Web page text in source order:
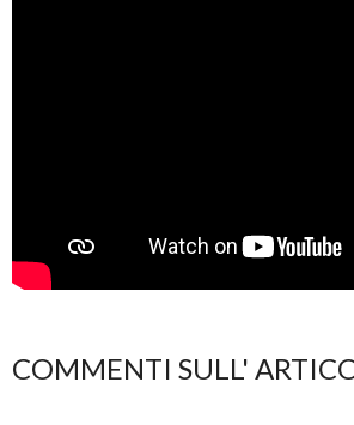
COMMENTI SULL'